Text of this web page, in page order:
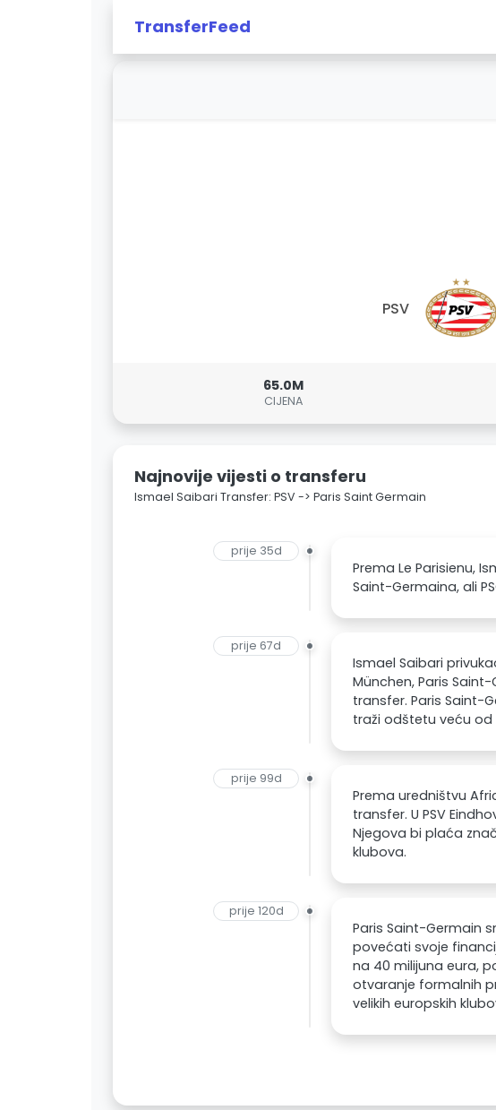
TransferFeed
PSV
65.0M
CIJENA
Najnovije vijesti o transferu
Ismael Saibari Transfer: PSV -> Paris Saint Germain
prije 35d
Prema Le Parisienu,
Saint-Germaina, ali
prije 67d
Ismael Saibari
München, Paris
transfer. Paris Saint-
traži odštetu veću od
prije 99d
Prema uredništvu
transfer. U PSV
Njegova bi plaća
klubova.
prije 120d
Paris Saint-Germain
povećati svoje
na 40 milijuna eura,
otvaranje formalnih
velikih europskih